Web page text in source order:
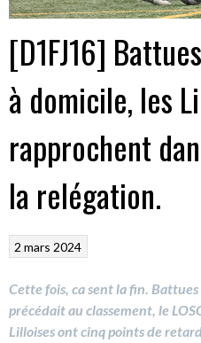
[D1FJ16]
à domicile, les
rapprochent
la relégation.
2 mars 2024
Cette fois, ca sent la fin.
précédait au classement, le
Lilloises ont cinq points de